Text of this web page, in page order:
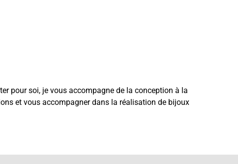
pour soi, je vous accompagne de la conception à la
et vous accompagner dans la réalisation de bijoux